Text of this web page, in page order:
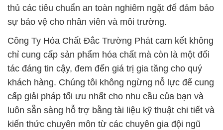
thủ các tiêu chuẩn an toàn nghiêm ngặt để đảm bảo
sự bảo vệ cho nhân viên và môi trường.
Công Ty Hóa Chất Đắc Trường Phát cam kết không
chỉ cung cấp sản phẩm hóa chất mà còn là một đối
tác đáng tin cậy, đem đến giá trị gia tăng cho quý
khách hàng. Chúng tôi không ngừng nỗ lực để cung
cấp giải pháp tối ưu nhất cho nhu cầu của bạn và
luôn sẵn sàng hỗ trợ bằng tài liệu kỹ thuật chi tiết và
kiến thức chuyên môn từ các chuyên gia đội ngũ